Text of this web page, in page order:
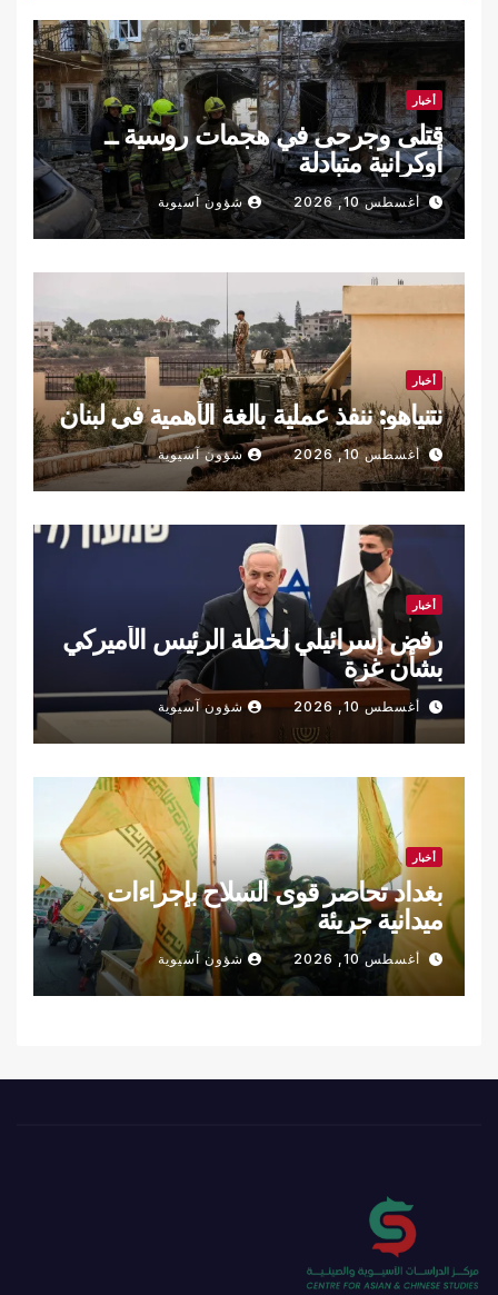
أخبار
قتلى وجرحى في هجمات روسية ــ
أوكرانية متبادلة
أغسطس 10, 2026 شؤون آسيوية
أخبار
نتنياهو: ننفذ عملية بالغة الأهمية في لبنان
أغسطس 10, 2026 شؤون آسيوية
أخبار
رفض إسرائيلي لخطة الرئيس الأميركي
بشأن غزة
أغسطس 10, 2026 شؤون آسيوية
أخبار
بغداد تحاصر قوى السلاح بإجراءات
ميدانية جريئة
أغسطس 10, 2026 شؤون آسيوية